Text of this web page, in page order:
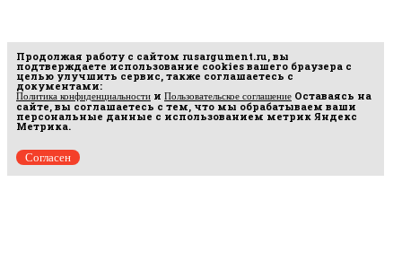
Продолжая работу с сайтом rusargument.ru, вы
подтверждаете использование cookies вашего браузера с
целью улучшить сервис, также соглашаетесь с
документами:
Политика конфиденциальности и Пользовательское соглашение Оставаясь на
сайте, вы соглашаетесь с тем, что мы обрабатываем ваши
персональные данные с использованием метрик Яндекс
Метрика.
Согласен